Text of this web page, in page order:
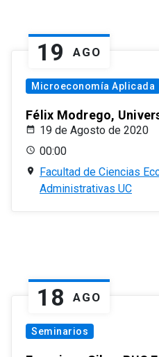
19 AGO
Microeconomía Aplicada
Félix Modrego,
19 de Agosto de 2020
00:00
Facultad de Ciencias
Administrativas UC
18 AGO
Seminarios